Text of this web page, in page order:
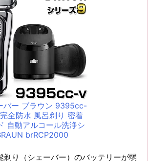
バー ブラウン 9395cc-
全防水 風呂剃り 密着
自動アルコール洗浄シ
brRCP2000
剃り（シェーバー）のバッテリーが弱